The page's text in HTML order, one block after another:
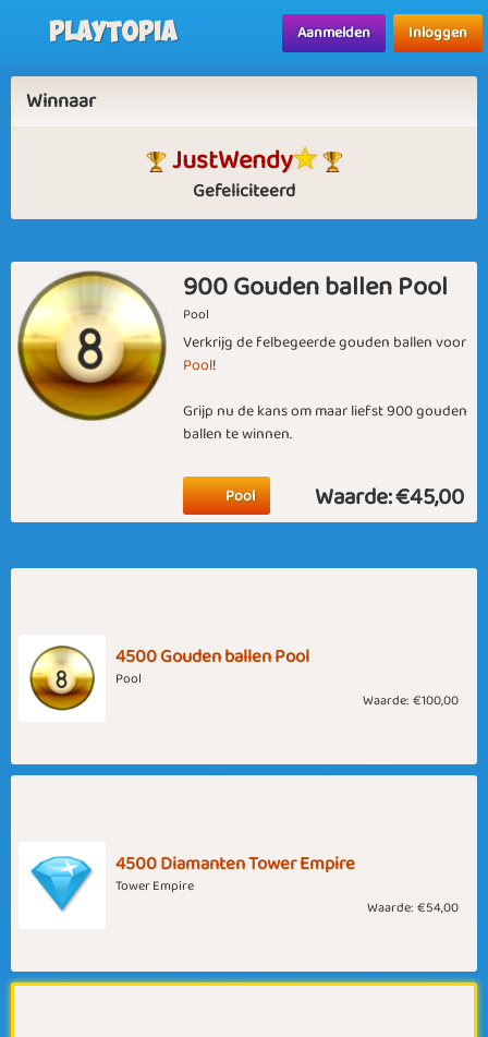
Playtopia Aanmelden Inloggen
Winnaar
JustWendy
Gefeliciteerd
900 Gouden ballen Pool
Pool
Verkrijg de felbegeerde gouden ballen voor
Pool!
Grijp nu de kans om maar liefst 900 gouden
ballen te winnen.
Waarde:€45,00
Pool
4500 Gouden ballen Pool
Pool
Waarde: €100,00
4500 Diamanten Tower Empire
Tower Empire
Waarde: €54,00